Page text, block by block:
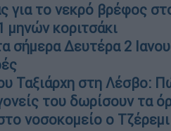
για το νεκρό βρέφος
μηνών κοριτσάκι
σήμερα Δευτέρα 2
Ταξιάρχη στη Λέσβο:
του δωρίσουν τα
νοσοκομείο o